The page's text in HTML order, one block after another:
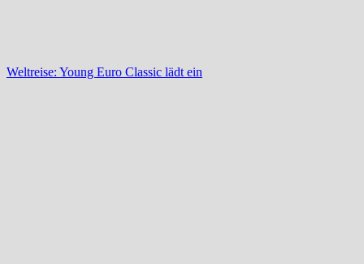
Weltreise: Young Euro Classic lädt ein